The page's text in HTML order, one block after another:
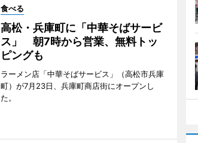
食べる
高松・兵庫町に「中華そばサービ
ス」 朝7時から営業、無料トッ
ピングも
ラーメン店「中華そばサービス」（高松市兵庫
町）が7月23日、兵庫町商店街にオープンし
た。